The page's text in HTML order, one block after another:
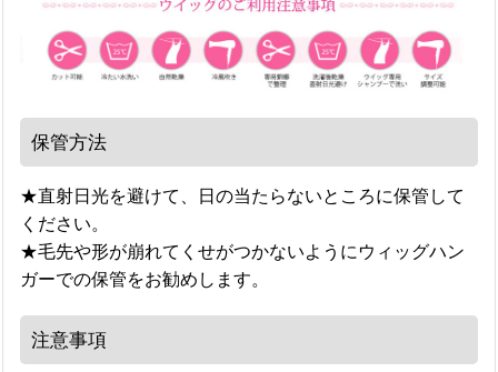
保管方法
★直射日光を避けて、日の当たらないところに保管して
ください。
★毛先や形が崩れてくせがつかないようにウィッグハン
ガーでの保管をお勧めします。
注意事項